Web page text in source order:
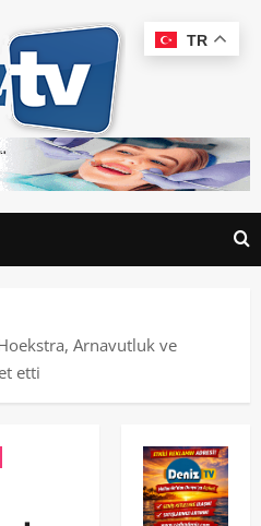
Arnavutluk ve
etti
TR